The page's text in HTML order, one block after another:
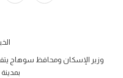
وزير الإسكان ومحافظ سوهاج